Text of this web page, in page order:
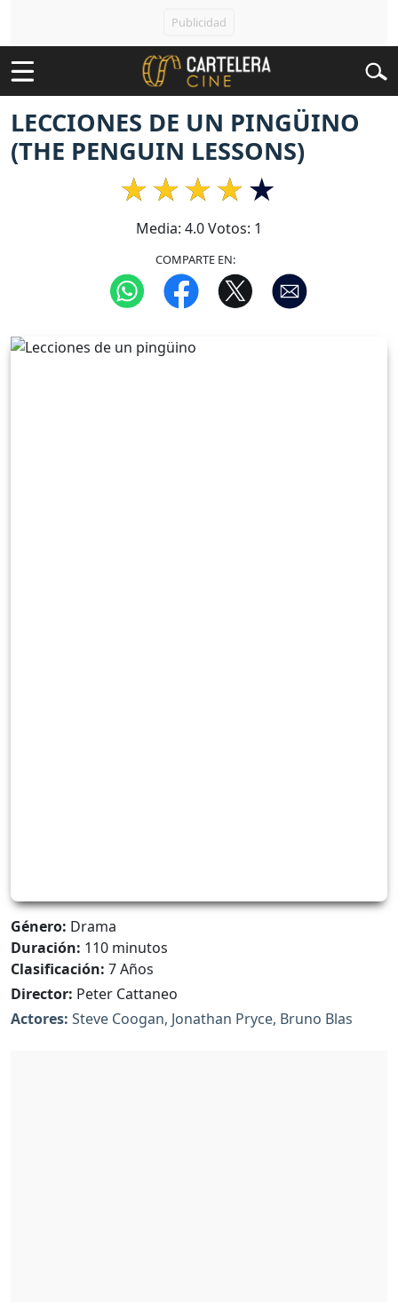
LECCIONES DE UN PINGÜINO
(THE PENGUIN LESSONS)
Media: 4.0Votos: 1
COMPARTE EN:
Género: Drama
Duración: 110 minutos
Clasificación: 7 Años
Director: Peter Cattaneo
Actores: Steve Coogan, Jonathan Pryce, Bruno Blas